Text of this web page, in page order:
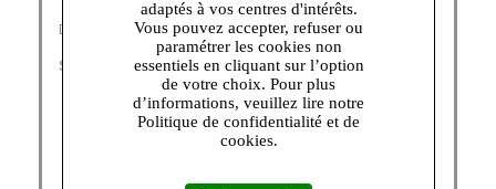
Découvrez nos catégories :
SACS FEMME|PETITE MAROQUINERIE
adaptés à vos centres d'intérêts.
Vous pouvez accepter, refuser ou
paramétrer les cookies non
essentiels en cliquant sur l’option
de votre choix. Pour plus
d’informations, veuillez lire notre
Politique de confidentialité et de
cookies.